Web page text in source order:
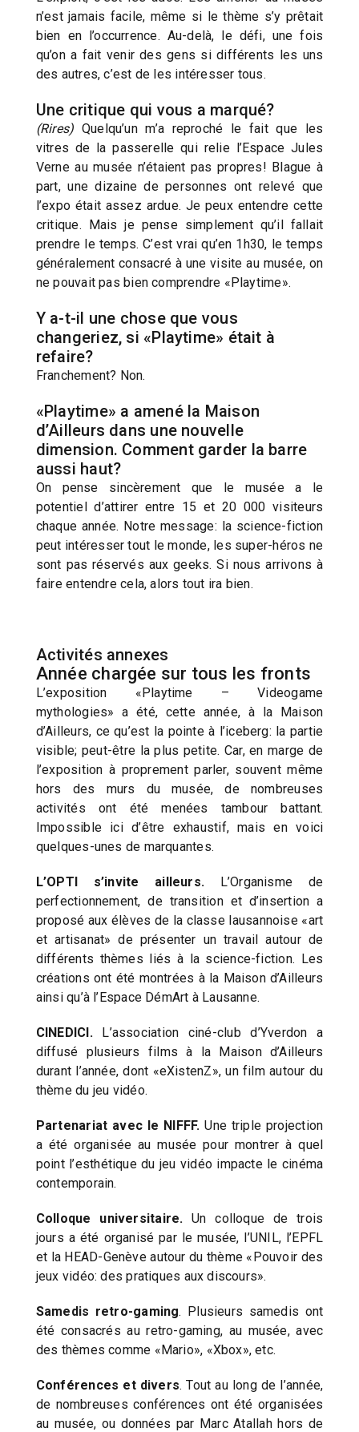
n’est jamais facile, même si le thème s’y prêtait
bien en l’occurrence. Au-delà, le défi, une fois
qu’on a fait venir des gens si différents les uns
des autres, c’est de les intéresser tous.
Une critique qui vous a marqué?
(Rires) Quelqu’un m’a reproché le fait que les
vitres de la passerelle qui relie l’Espace Jules
Verne au musée n’étaient pas propres! Blague à
part, une dizaine de personnes ont relevé que
l’expo était assez ardue. Je peux entendre cette
critique. Mais je pense simplement qu’il fallait
prendre le temps. C’est vrai qu’en 1h30, le temps
généralement consacré à une visite au musée, on
ne pouvait pas bien comprendre «Playtime».
Y a-t-il une chose que vous
changeriez, si «Playtime» était à
refaire?
Franchement? Non.
«Playtime» a amené la Maison
d’Ailleurs dans une nouvelle
dimension. Comment garder la barre
aussi haut?
On pense sincèrement que le musée a le
potentiel d’attirer entre 15 et 20 000 visiteurs
chaque année. Notre message: la science-fiction
peut intéresser tout le monde, les super-héros ne
sont pas réservés aux geeks. Si nous arrivons à
faire entendre cela, alors tout ira bien.
Activités annexes
Année chargée sur tous les fronts
L’exposition «Playtime – Videogame
mythologies» a été, cette année, à la Maison
d’Ailleurs, ce qu’est la pointe à l’iceberg: la partie
visible; peut-être la plus petite. Car, en marge de
l’exposition à proprement parler, souvent même
hors des murs du musée, de nombreuses
activités ont été menées tambour battant.
Impossible ici d’être exhaustif, mais en voici
quelques-unes de marquantes.
L’OPTI s’invite ailleurs. L’Organisme de
perfectionnement, de transition et d’insertion a
proposé aux élèves de la classe lausannoise «art
et artisanat» de présenter un travail autour de
différents thèmes liés à la science-fiction. Les
créations ont été montrées à la Maison d’Ailleurs
ainsi qu’à l’Espace DémArt à Lausanne.
CINEDICI. L’association ciné-club d’Yverdon a
diffusé plusieurs films à la Maison d’Ailleurs
durant l’année, dont «eXistenZ», un film autour du
thème du jeu vidéo.
Partenariat avec le NIFFF. Une triple projection
a été organisée au musée pour montrer à quel
point l’esthétique du jeu vidéo impacte le cinéma
contemporain.
Colloque universitaire. Un colloque de trois
jours a été organisé par le musée, l’UNIL, l’EPFL
et la HEAD-Genève autour du thème «Pouvoir des
jeux vidéo: des pratiques aux discours».
Samedis retro-gaming. Plusieurs samedis ont
été consacrés au retro-gaming, au musée, avec
des thèmes comme «Mario», «Xbox», etc.
Conférences et divers. Tout au long de l’année,
de nombreuses conférences ont été organisées
au musée, ou données par Marc Atallah hors de